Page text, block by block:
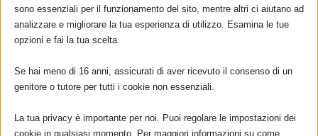
Ann Calandro
Chair La Leche League International (LLLI)
Felicity Savage
Chairperson World Alliance for Breastfeeding Action
sono essenziali per il funzionamento del sito, mentre altri ci aiutano ad
analizzare e migliorare la tua esperienza di utilizzo. Esamina le tue
opzioni e fai la tua scelta.
Se hai meno di 16 anni, assicurati di aver ricevuto il consenso di un
genitore o tutore per tutti i cookie non essenziali.
La tua privacy è importante per noi. Puoi regolare le impostazioni dei
cookie in qualsiasi momento. Per maggiori informazioni su come